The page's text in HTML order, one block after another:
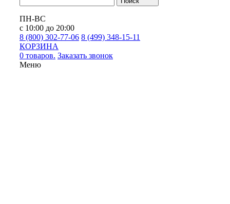
ПН-ВС
с 10:00 до 20:00
8 (800) 302-77-06 8 (499) 348-15-11
КОРЗИНА
0 товаров. Заказать звонок
Меню